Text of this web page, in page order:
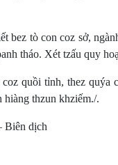
bez tò con coz sở,
tháo. Xét tzấu quy
quồi tỉnh, thez quýa
hiàng thzun khziếm./.
dịch